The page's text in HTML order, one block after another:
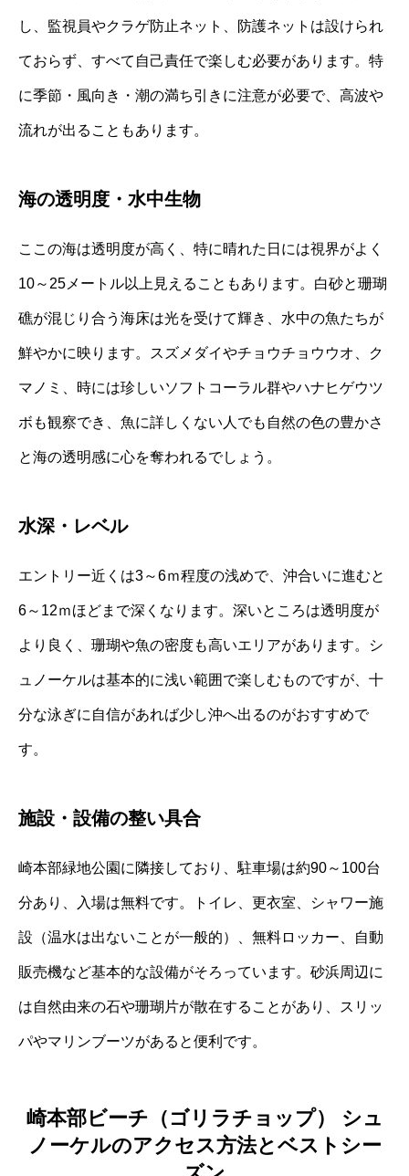
し、監視員やクラゲ防止ネット、防護ネットは設けられ
ておらず、すべて自己責任で楽しむ必要があります。特
に季節・風向き・潮の満ち引きに注意が必要で、高波や
流れが出ることもあります。
海の透明度・水中生物
ここの海は透明度が高く、特に晴れた日には視界がよく
10～25メートル以上見えることもあります。白砂と珊瑚
礁が混じり合う海床は光を受けて輝き、水中の魚たちが
鮮やかに映ります。スズメダイやチョウチョウウオ、ク
マノミ、時には珍しいソフトコーラル群やハナヒゲウツ
ボも観察でき、魚に詳しくない人でも自然の色の豊かさ
と海の透明感に心を奪われるでしょう。
水深・レベル
エントリー近くは3～6ｍ程度の浅めで、沖合いに進むと
6～12ｍほどまで深くなります。深いところは透明度が
より良く、珊瑚や魚の密度も高いエリアがあります。シ
ュノーケルは基本的に浅い範囲で楽しむものですが、十
分な泳ぎに自信があれば少し沖へ出るのがおすすめで
す。
施設・設備の整い具合
崎本部緑地公園に隣接しており、駐車場は約90～100台
分あり、入場は無料です。トイレ、更衣室、シャワー施
設（温水は出ないことが一般的）、無料ロッカー、自動
販売機など基本的な設備がそろっています。砂浜周辺に
は自然由来の石や珊瑚片が散在することがあり、スリッ
パやマリンブーツがあると便利です。
崎本部ビーチ（ゴリラチョップ） シュ
ノーケルのアクセス方法とベストシー